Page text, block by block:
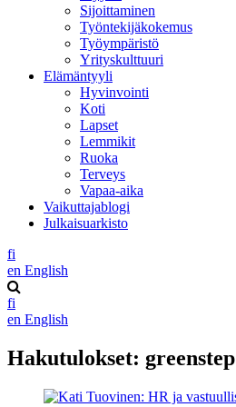
Sijoittaminen
Työntekijäkokemus
Työympäristö
Yrityskulttuuri
Elämäntyyli
Hyvinvointi
Koti
Lapset
Lemmikit
Ruoka
Terveys
Vapaa-aika
Vaikuttajablogi
Julkaisuarkisto
fi
en English
fi
en English
Hakutulokset: greenstep